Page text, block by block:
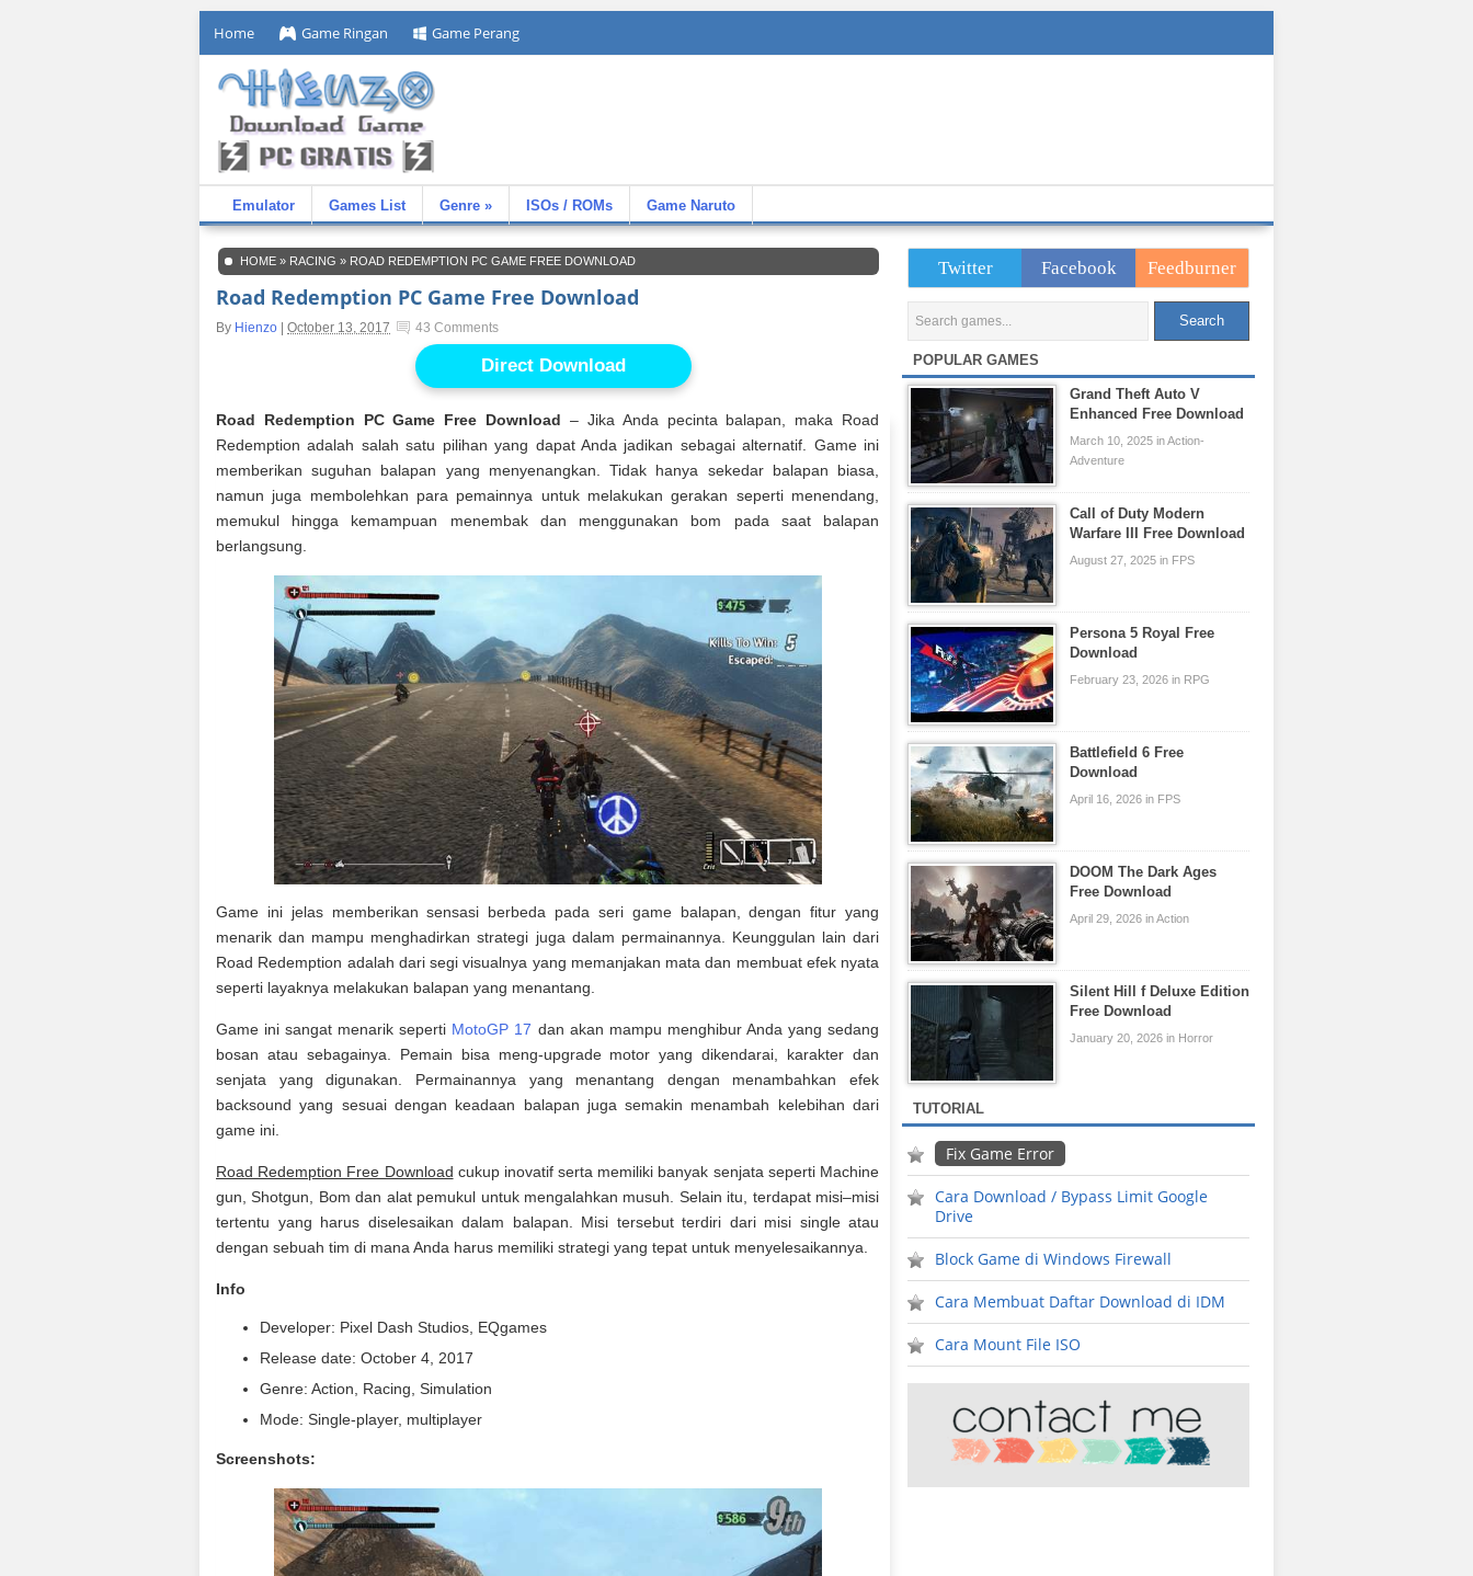
Home Game Ringan Game Perang
Emulator Games List Genre » ISOs / ROMs Game Naruto
HOME » RACING » ROAD REDEMPTION PC GAME FREE DOWNLOAD
Road Redemption PC Game Free Download
By Hienzo October 13, 2017 43 Comments
Direct Download
Road Redemption PC Game Free Download – Jika Anda pecinta balapan, maka Road
Redemption adalah salah satu pilihan yang dapat Anda jadikan sebagai alternatif. Game ini
memberikan suguhan balapan yang menyenangkan. Tidak hanya sekedar balapan biasa,
namun juga membolehkan para pemainnya untuk melakukan gerakan seperti menendang,
memukul hingga kemampuan menembak dan menggunakan bom pada saat balapan
berlangsung.
Game ini jelas memberikan sensasi berbeda pada seri game balapan, dengan fitur yang
menarik dan mampu menghadirkan strategi juga dalam permainannya. Keunggulan lain dari
Road Redemption adalah dari segi visualnya yang memanjakan mata dan membuat efek nyata
seperti layaknya melakukan balapan yang menantang.
Game ini sangat menarik seperti MotoGP 17 dan akan mampu menghibur Anda yang sedang
bosan atau sebagainya. Pemain bisa meng-upgrade motor yang dikendarai, karakter dan
senjata yang digunakan. Permainannya yang menantang dengan menambahkan efek
backsound yang sesuai dengan keadaan balapan juga semakin menambah kelebihan dari
game ini.
Road Redemption Free Download cukup inovatif serta memiliki banyak senjata seperti Machine
gun, Shotgun, Bom dan alat pemukul untuk mengalahkan musuh. Selain itu, terdapat misi–misi
tertentu yang harus diselesaikan dalam balapan. Misi tersebut terdiri dari misi single atau
dengan sebuah tim di mana Anda harus memiliki strategi yang tepat untuk menyelesaikannya.
Info
Developer: Pixel Dash Studios, EQgames
Release date: October 4, 2017
Genre: Action, Racing, Simulation
Mode: Single-player, multiplayer
Screenshots:
Twitter Facebook Feedburner
POPULAR GAMES
Grand Theft Auto V
Enhanced Free Download
March 10, 2025 in Action-
Adventure
Call of Duty Modern
Warfare III Free Download
August 27, 2025 in FPS
Persona 5 Royal Free
Download
February 23, 2026 in RPG
Battlefield 6 Free
Download
April 16, 2026 in FPS
DOOM The Dark Ages
Free Download
April 29, 2026 in Action
Silent Hill f Deluxe Edition
Free Download
January 20, 2026 in Horror
TUTORIAL
Fix Game Error
Cara Download / Bypass Limit Google
Drive
Block Game di Windows Firewall
Cara Membuat Daftar Download di IDM
Cara Mount File ISO